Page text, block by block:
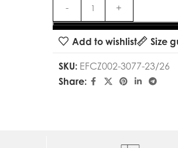
Add to wishlist
Size
SKU: EFCZ002-3077-23/26
Share: